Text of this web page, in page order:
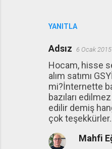
YANITLA
Adsız 6 Ocak
Hocam, hisse
alım satımı
mi?İnternette
bazıları
edilir demiş
çok
Mahfi